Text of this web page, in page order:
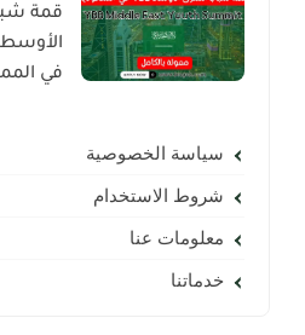
ممولة
قمة
في
سياسة الخصوصية
شروط الاستخدام
معلومات عنا
خدماتنا